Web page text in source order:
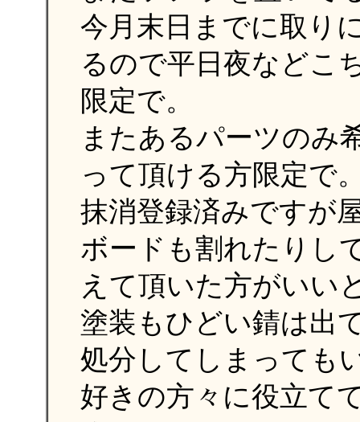
今月末日までに取り
るので平日夜などこ
限定で。
またあるパーツのみ
って頂ける方限定で
抹消登録済みですが
ボードも割れたりし
えて頂いた方がいい
塗装もひどい錆は出
処分してしまっても
好きの方々に役立て